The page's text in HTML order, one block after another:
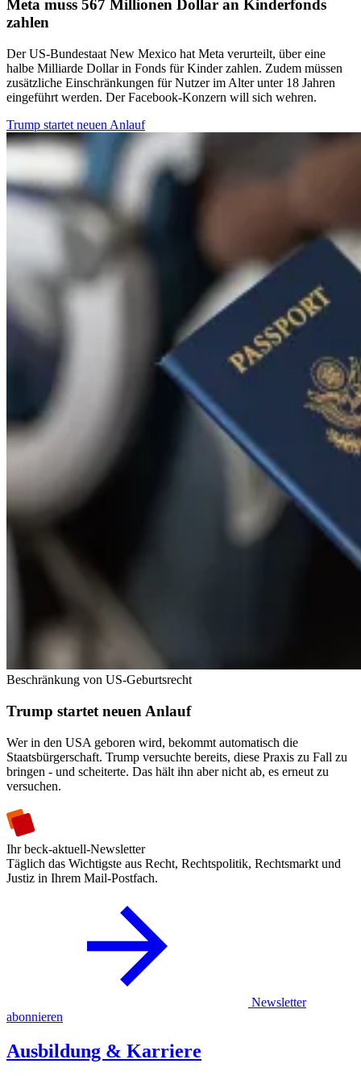
Meta muss 567 Millionen Dollar an Kinderfonds
zahlen
Der US-Bundestaat New Mexico hat Meta verurteilt, über eine
halbe Milliarde Dollar in Fonds für Kinder zahlen. Zudem müssen
zusätzliche Einschränkungen für Nutzer im Alter unter 18 Jahren
eingeführt werden. Der Facebook-Konzern will sich wehren.
Trump startet neuen Anlauf
Beschränkung von US-Geburtsrecht
Trump startet neuen Anlauf
Wer in den USA geboren wird, bekommt automatisch die
Staatsbürgerschaft. Trump versuchte bereits, diese Praxis zu Fall zu
bringen - und scheiterte. Das hält ihn aber nicht ab, es erneut zu
versuchen.
Ihr beck-aktuell-Newsletter
Täglich das Wichtigste aus Recht, Rechtspolitik, Rechtsmarkt und
Justiz in Ihrem Mail-Postfach.
Newsletter
abonnieren
Ausbildung & Karriere